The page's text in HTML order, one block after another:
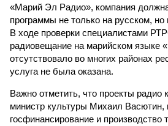
«Марий Эл Радио», компания
программы не только на русском,
В ходе проверки специалистами
радиовещание на марийском языке
отсутствовало во многих районах
услуга не была оказана.
Важно отметить, что проекты радио
министр культуры Михаил Васютин,
госфинансирование и производство